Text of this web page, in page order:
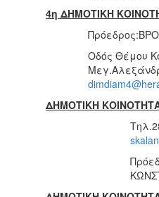
4η ΔΗΜΟΤΙΚΗ
Οδός Θέμου
ΔΗΜΟΤΙΚΗ